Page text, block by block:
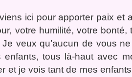
ici pour apporter paix
votre humilité, votre
veux qu’aucun de vous
enfants, tous là-haut avec
et je vois tant de mes